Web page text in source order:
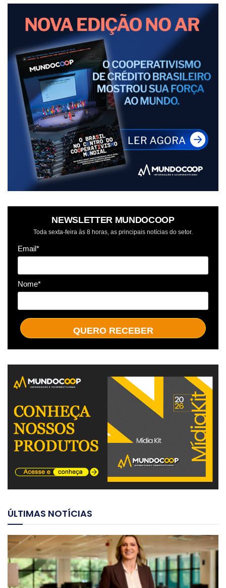
NEWSLETTER MUNDOCOOP
Toda sexta-feira às 8 horas, as principais notícias do setor.
Email*
Nome*
QUERO RECEBER
ÚLTIMAS NOTÍCIAS